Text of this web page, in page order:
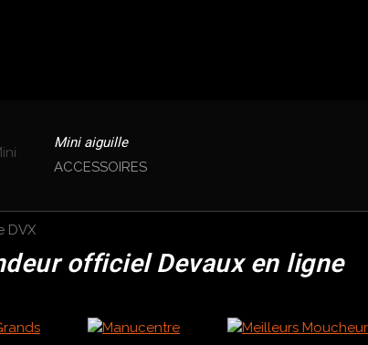
Mini aiguille
ACCESSOIRES
officiel Devaux en ligne